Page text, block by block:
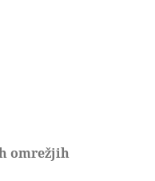
omrežjih